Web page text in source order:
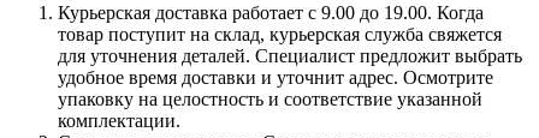
Курьерская доставка работает с 9.00 до 19.00. Когда
товар поступит на склад, курьерская служба свяжется
для уточнения деталей. Специалист предложит выбрать
удобное время доставки и уточнит адрес. Осмотрите
упаковку на целостность и соответствие указанной
комплектации.